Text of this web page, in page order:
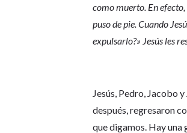
como muerto. En
puso de pie. Cuando
expulsarlo?» Jesús les
Jesús, Pedro, Jacobo
después, regresaron
que digamos. Hay